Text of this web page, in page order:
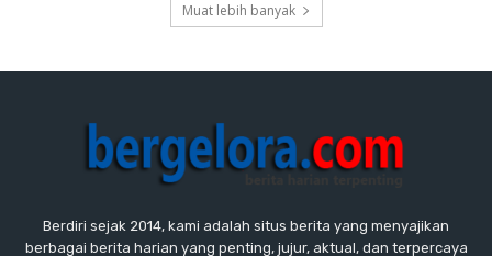
Muat lebih banyak
Berdiri sejak 2014, kami adalah situs berita yang menyajikan
berbagai berita harian yang penting, jujur, aktual, dan terpercaya